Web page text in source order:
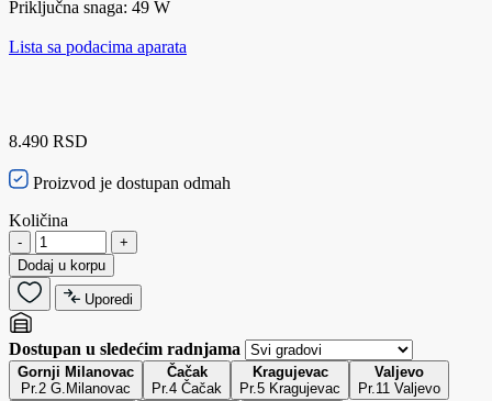
Priključna snaga: 49 W
Lista sa podacima aparata
8.490 RSD
Proizvod je dostupan odmah
Količina
-
+
Dodaj u korpu
Uporedi
Dostupan u sledećim radnjama
Gornji Milanovac
Pr.2 G.Milanovac
Čačak
Pr.4 Čačak
Kragujevac
Pr.5 Kragujevac
Valjevo
Pr.11 Valjevo